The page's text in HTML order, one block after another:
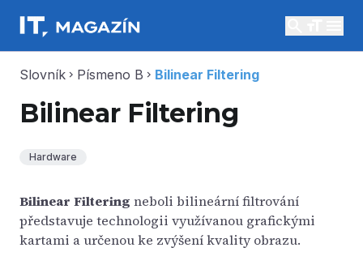
Slovník chevron_right Písmeno B chevron_right Bilinear Filtering
Bilinear Filtering
Hardware
Bilinear Filtering neboli bilineární filtrování
představuje technologii využívanou grafickými
kartami a určenou ke zvýšení kvality obrazu.